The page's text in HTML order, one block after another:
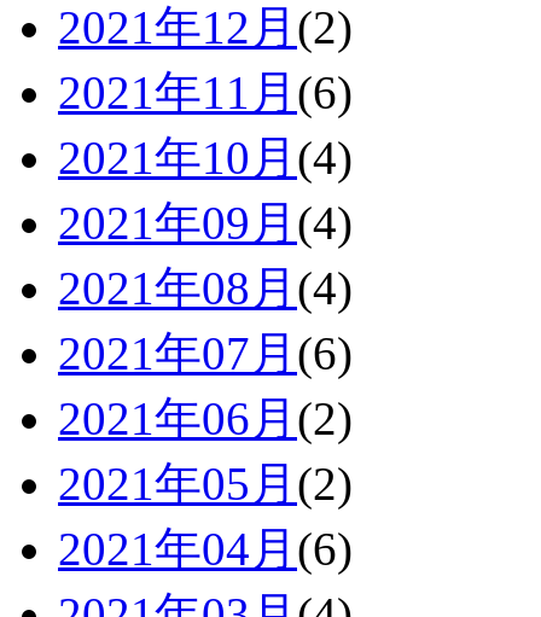
2021年12月 (2)
2021年11月 (6)
2021年10月 (4)
2021年09月 (4)
2021年08月 (4)
2021年07月 (6)
2021年06月 (2)
2021年05月 (2)
2021年04月 (6)